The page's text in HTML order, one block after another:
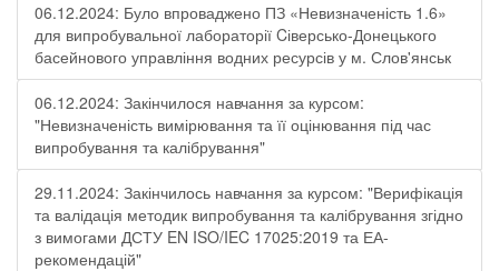
06.12.2024: Було впроваджено ПЗ «Невизначеність 1.6»
для випробувальної лабораторії Cіверсько-Донецького
басейнового управління водних ресурсів у м. Слов'янськ
06.12.2024: Закінчилося навчання за курсом:
"Невизначеність вимірювання та її оцінювання під час
випробування та калібрування"
29.11.2024: Закінчилось навчання за курсом: "Верифікація
та валідація методик випробування та калібрування згідно
з вимогами ДСТУ EN ISO/IEC 17025:2019 та ЕА-
рекомендацій"